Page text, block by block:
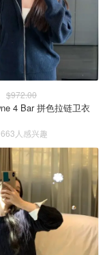
$972.00
Thom Browne 4 Bar 拼色拉链卫衣
663人感兴趣